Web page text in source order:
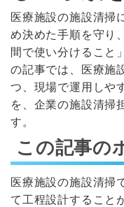
医療施設の施設清掃
め決めた手順を守り
間で使い分けること
の記事では、医療施
つ、現場で運用しや
を、企業の施設清掃
す。
この記事の
医療施設の施設清掃
て工程設計すること